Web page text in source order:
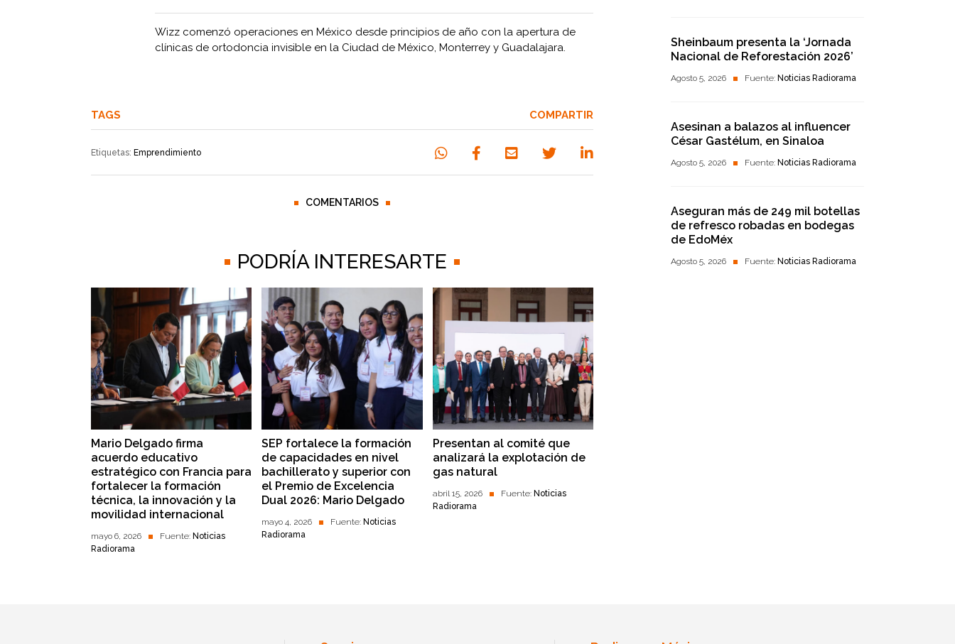
Wizz comenzó operaciones en México desde principios de año con la apertura de
clínicas de ortodoncia invisible en la Ciudad de México, Monterrey y Guadalajara.
TAGS
Etiquetas: Emprendimiento
COMPARTIR
COMENTARIOS
PODRÍA INTERESARTE
Mario Delgado firma
acuerdo educativo
estratégico con Francia para
fortalecer la formación
técnica, la innovación y la
movilidad internacional
mayo 6, 2026 Fuente: Noticias
Radiorama
SEP fortalece la formación
de capacidades en nivel
bachillerato y superior con
el Premio de Excelencia
Dual 2026: Mario Delgado
mayo 4, 2026 Fuente: Noticias
Radiorama
Presentan al comité que
analizará la explotación de
gas natural
abril 15, 2026 Fuente: Noticias
Radiorama
Sheinbaum presenta la ‘Jornada
Nacional de Reforestación 2026’
Agosto 5, 2026 Fuente: Noticias Radiorama
Asesinan a balazos al influencer
César Gastélum, en Sinaloa
Agosto 5, 2026 Fuente: Noticias Radiorama
Aseguran más de 249 mil botellas
de refresco robadas en bodegas
de EdoMéx
Agosto 5, 2026 Fuente: Noticias Radiorama